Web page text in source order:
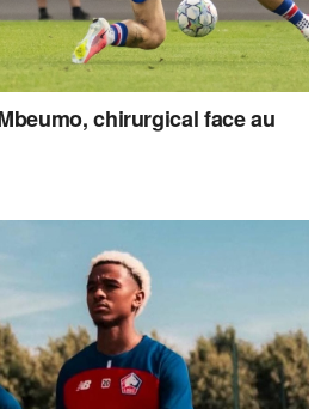
chirurgical face au